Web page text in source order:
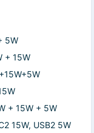
5W
+ 15W
+ 15W + 5W
15W, USB2 5W